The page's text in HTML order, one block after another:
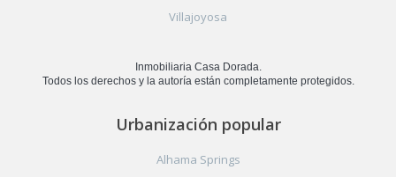
Villajoyosa
Inmobiliaria Casa Dorada.
Todos los derechos y la autoría están completamente protegidos.
Urbanización popular
Alhama Springs